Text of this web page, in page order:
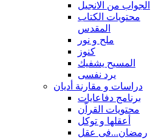
الجواب من الانجيل
محتويات الكتاب
المقدس
ملح و نور
كنوز
المسيح يشفيك
يرد نفسى
دراسات و مقارنة أديان
برنامج دفاعايات
محتويات القراّن
أعقلها و توكل
رمضان...فى عقل